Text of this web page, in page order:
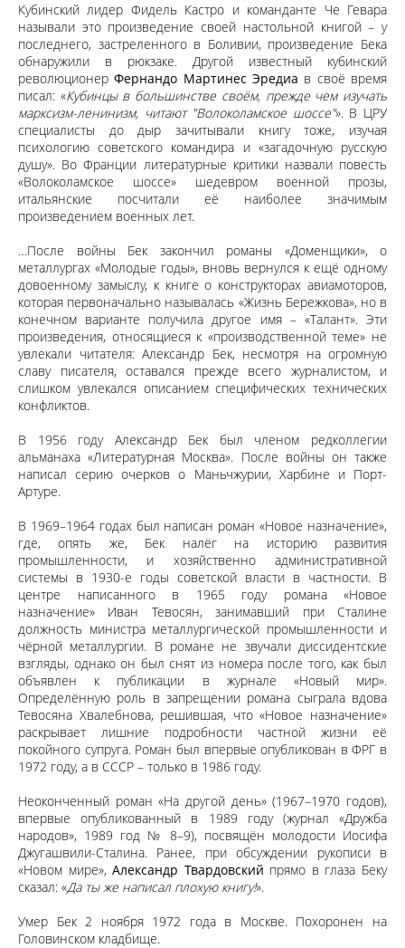
Кубинский лидер Фидель Кастро и команданте Че Гевара
называли это произведение своей настольной книгой – у
последнего, застреленного в Боливии, произведение Бека
обнаружили в рюкзаке. Другой известный кубинский
революционерФернандо Мартинес Эредиа в своё время
писал: «Кубинцы в большинстве своём, прежде чем изучать
марксизм-ленинизм, читают "Волоколамское шоссе"». В ЦРУ
специалисты до дыр зачитывали книгу тоже, изучая
психологию советского командира и «загадочную русскую
душу». Во Франции литературные критики назвали повесть
«Волоколамское шоссе» шедевром военной прозы,
итальянские посчитали её наиболее значимым
произведением военных лет.
…После войны Бек закончил романы «Доменщики», о
металлургах «Молодые годы», вновь вернулся к ещё одному
довоенному замыслу, к книге о конструкторах авиамоторов,
которая первоначально называлась «Жизнь Бережкова», но в
конечном варианте получила другое имя – «Талант». Эти
произведения, относящиеся к «производственной теме» не
увлекали читателя: Александр Бек, несмотря на огромную
славу писателя, оставался прежде всего журналистом, и
слишком увлекался описанием специфических технических
конфликтов.
В 1956 году Александр Бек был членом редколлегии
альманаха «Литературная Москва». После войны он также
написал серию очерков о Маньчжурии, Харбине и Порт-
Артуре.
В 1969–1964 годах был написан роман «Новое назначение»,
где, опять же, Бек налёг на историю развития
промышленности, и хозяйственно административной
системы в 1930-е годы советской власти в частности. В
центре написанного в 1965 году романа «Новое
назначение» Иван Тевосян, занимавший при Сталине
должность министра металлургической промышленности и
чёрной металлургии. В романе не звучали диссидентские
взгляды, однако он был снят из номера после того, как был
объявлен к публикации в журнале «Новый мир».
Определённую роль в запрещении романа сыграла вдова
Тевосяна Хвалебнова, решившая, что «Новое назначение»
раскрывает лишние подробности частной жизни её
покойного супруга. Роман был впервые опубликован в ФРГ в
1972 году, а в СССР – только в 1986 году.
Неоконченный роман «На другой день» (1967–1970 годов),
впервые опубликованный в 1989 году (журнал «Дружба
народов», 1989 год № 8–9), посвящён молодости Иосифа
Джугашвили-Сталина. Ранее, при обсуждении рукописи в
«Новом мире»,Александр Твардовский прямо в глаза Беку
сказал: «Да ты же написал плохую книгу!».
Умер Бек 2 ноября 1972 года в Москве. Похоронен на
Головинском кладбище.